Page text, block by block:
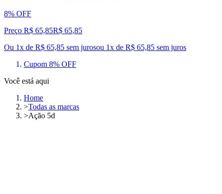
8% OFF
Preço R$ 65,85R$ 65,85
Ou 1x de R$ 65,85 sem jurosou 1x de R$ 65,85 sem juros
Cupom 8% OFF
Você está aqui
Home
>Todas as marcas
>Ação 5d